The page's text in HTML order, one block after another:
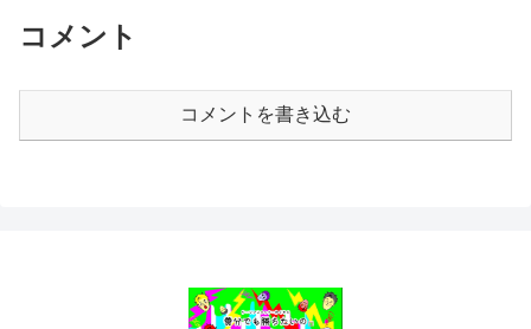
コメント
コメントを書き込む